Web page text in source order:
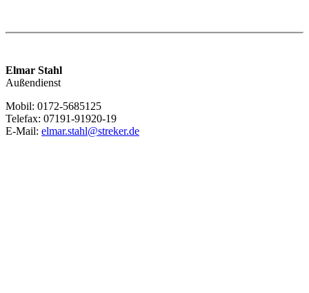
Elmar Stahl
Außendienst
Mobil: 0172-5685125
Telefax: 07191-91920-19
E-Mail: elmar.stahl@streker.de